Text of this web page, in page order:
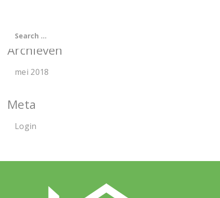
Archieven
mei 2018
Meta
Login